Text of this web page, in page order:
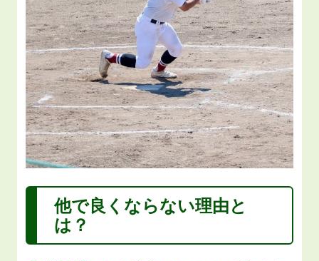
他で良くならない理由と
は？